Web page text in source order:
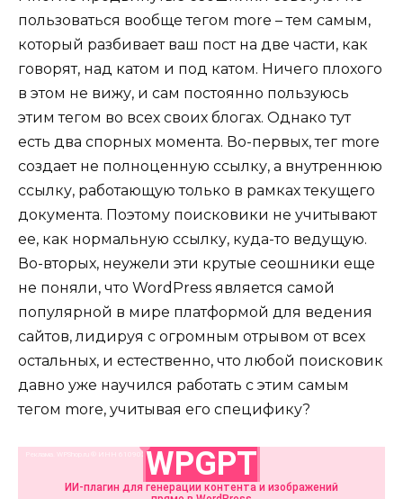
пользоваться вообще тегом more – тем самым,
который разбивает ваш пост на две части, как
говорят, над катом и под катом. Ничего плохого
в этом не вижу, и сам постоянно пользуюсь
этим тегом во всех своих блогах. Однако тут
есть два спорных момента. Во-первых, тег more
создает не полноценную ссылку, а внутреннюю
ссылку, работающую только в рамках текущего
документа. Поэтому поисковики не учитывают
ее, как нормальную ссылку, куда-то ведущую.
Во-вторых, неужели эти крутые сеошники еще
не поняли, что WordPress является самой
популярной в мире платформой для ведения
сайтов, лидируя с огромным отрывом от всех
остальных, и естественно, что любой поисковик
давно уже научился работать с этим самым
тегом more, учитывая его специфику?